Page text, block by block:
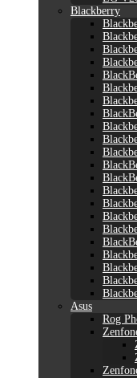
Blackberry
Asus
Rog